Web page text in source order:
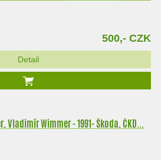
500,- CZK
Detail
Vladimír Wimmer - 1991- Škoda, ČKD...